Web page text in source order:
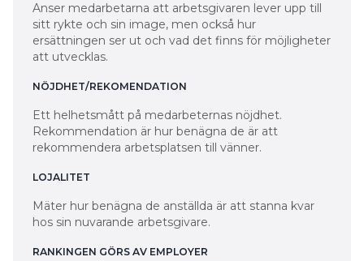
Anser medarbetarna att arbetsgivaren lever upp till
sitt rykte och sin image, men också hur
ersättningen ser ut och vad det finns för möjligheter
att utvecklas.
NÖJDHET/REKOMENDATION
Ett helhetsmått på medarbeternas nöjdhet.
Rekommendation är hur benägna de är att
rekommendera arbetsplatsen till vänner.
LOJALITET
Mäter hur benägna de anställda är att stanna kvar
hos sin nuvarande arbetsgivare.
RANKINGEN GÖRS AV EMPLOYER